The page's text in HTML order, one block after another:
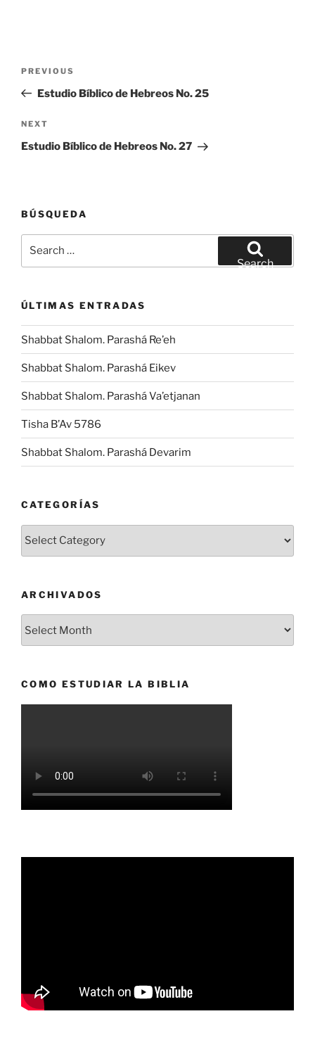
Previous
Post
PREVIOUS
Estudio Bíblico de Hebreos No. 25
Next
Post
NEXT
Estudio Bíblico de Hebreos No. 27
BÚSQUEDA
Search
ÚLTIMAS ENTRADAS
Shabbat Shalom. Parashá Re’eh
Shabbat Shalom. Parashá Eikev
Shabbat Shalom. Parashá Va’etjanan
Tisha B’Av 5786
Shabbat Shalom. Parashá Devarim
CATEGORÍAS
Categorías
ARCHIVADOS
COMO ESTUDIAR LA BIBLIA